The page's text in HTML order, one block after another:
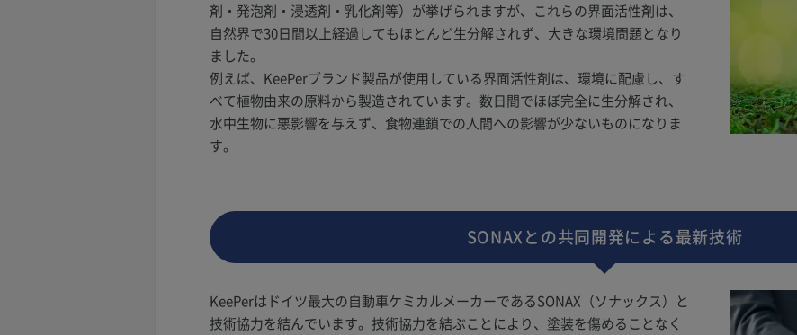
剤・発泡剤・浸透剤・乳化剤等）が挙げられますが、これらの界面活性剤は、
自然界で30日間以上経過してもほとんど生分解されず、大きな環境問題となり
ました。
例えば、KeePerブランド製品が使用している界面活性剤は、環境に配慮し、す
べて植物由来の原料から製造されています。数日間でほぼ完全に生分解され、
水中生物に悪影響を与えず、食物連鎖での人間への影響が少ないものになりま
す。
SONAXとの共同開発による最新技術
KeePerはドイツ最大の自動車ケミカルメーカーであるSONAX（ソナックス）と
技術協力を結んでいます。技術協力を結ぶことにより、塗装を傷めることなく